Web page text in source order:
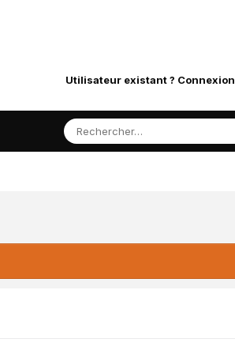
Utilisateur existant ? Connexion